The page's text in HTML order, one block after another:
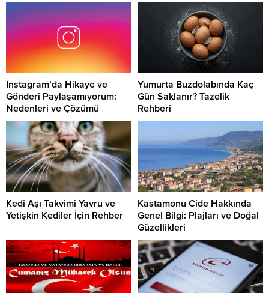
Instagram’da Hikaye ve
Gönderi Paylaşamıyorum:
Nedenleri ve Çözümü
Yumurta Buzdolabında Kaç
Gün Saklanır? Tazelik
Rehberi
Kedi Aşı Takvimi Yavru ve
Yetişkin Kediler İçin Rehber
Kastamonu Cide Hakkında
Genel Bilgi: Plajları ve Doğal
Güzellikleri